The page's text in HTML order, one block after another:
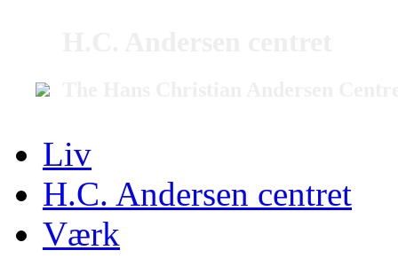
Liv
H.C. Andersen centret
Værk